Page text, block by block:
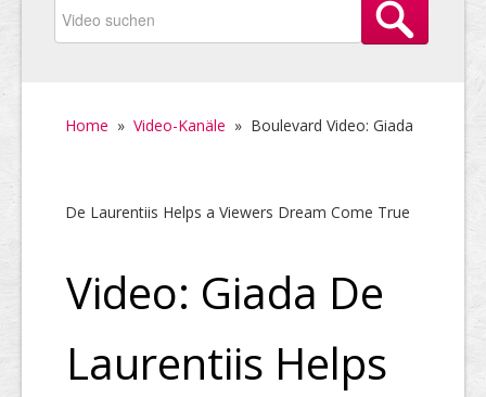
Home » Video-Kanäle » Boulevard Video: Giada
De Laurentiis Helps a Viewers Dream Come True
Video: Giada De
Laurentiis Helps